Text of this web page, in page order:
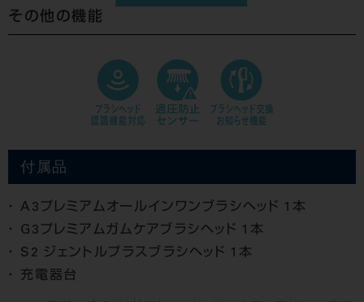
その他の機能
付属品
A3プレミアムオールインワンブラシヘッド 1本
G3プレミアムガムケアブラシヘッド 1本
S2 ジェントルプラスブラシヘッド 1本
充電器台